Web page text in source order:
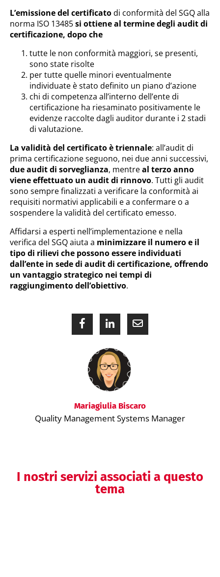
L’emissione del certificatodi conformità del SGQ alla
norma ISO 13485si ottiene al termine degli audit di
certificazione, dopo che
tutte le non conformità maggiori, se presenti,
sono state risolte
per tutte quelle minori eventualmente
individuate è stato definito un piano d’azione
chi di competenza all’interno dell’ente di
certificazione ha riesaminato positivamente le
evidenze raccolte dagli auditor durante i 2 stadi
di valutazione.
La validità del certificato è triennale: all’audit di
prima certificazione seguono, nei due anni successivi,
due audit di sorveglianza, mentreal terzo anno
viene effettuato un audit di rinnovo. Tutti gli audit
sono sempre finalizzati a verificare la conformità ai
requisiti normativi applicabili e a confermare o a
sospendere la validità del certificato emesso.
Affidarsi a esperti nell’implementazione e nella
verifica del SGQ aiuta a minimizzare il numero e il
tipo di rilievi che possono essere individuati
dall’ente in sede di audit di certificazione, offrendo
un vantaggio strategico nei tempi di
raggiungimento dell’obiettivo.
Mariagiulia Biscaro
Quality Management Systems Manager
I nostri servizi associati a questo
tema